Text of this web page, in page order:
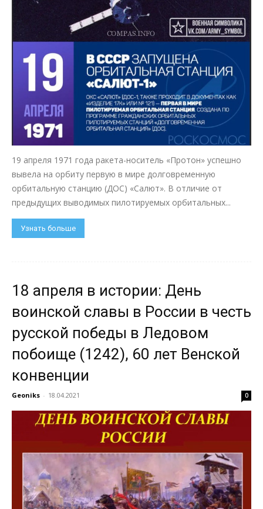
19 апреля 1971 года ракета-носитель «Протон» успешно
вывела на орбиту первую в мире долговременную
орбитальную станцию (ДОС) «Салют». В отличие от
предыдущих выводимых пилотируемых орбитальных...
Узнать больше
18 апреля в истории: День
воинской славы в России в честь
русской победы в Ледовом
побоище (1242), 60 лет Венской
конвенции
Geoniks - 18.04.2021 0